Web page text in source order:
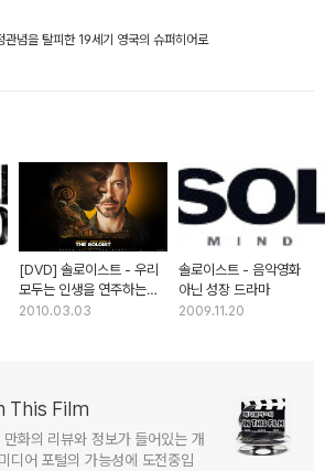
념을 탈피한 19세기 영국의 슈퍼히어로
[DVD] 솔로이스트 - 우리
모두는 인생을 연주하는
솔로이스트다
2010.03.03
솔로이스트 - 음악영화
아닌 성장 드라마
2009.11.20
This Film
화의 리뷰와 정보가 들어있는 개
디어 포털의 가능성에 도전중입